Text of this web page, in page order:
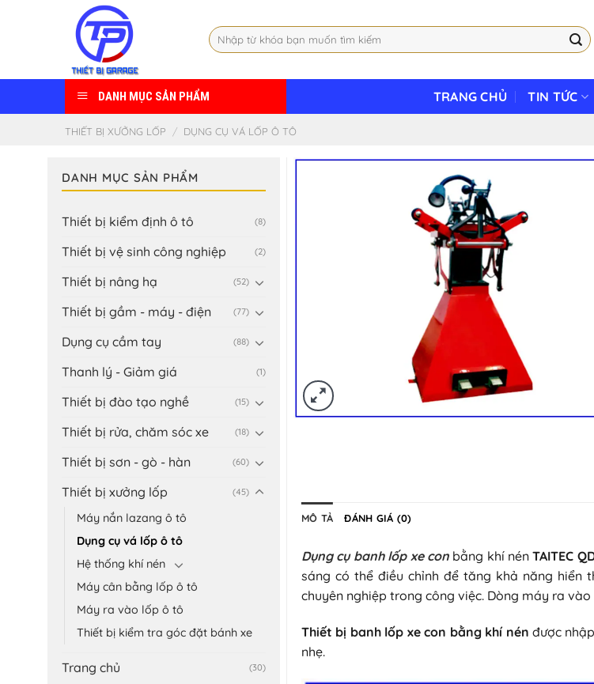
Tìm
kiếm:
DANH MỤC SẢN PHẨM TRANG CHỦ TIN TỨC
THIẾT BỊ XƯỞNG LỐP / DỤNG CỤ VÁ LỐP Ô TÔ
DANH MỤC SẢN PHẨM
Thiết bị kiểm định ô tô (8)
Thiết bị vệ sinh công nghiệp (2)
Thiết bị nâng hạ (52)
Thiết bị gầm - máy - điện (77)
Dụng cụ cầm tay (88)
Thanh lý - Giảm giá (1)
Thiết bị đào tạo nghề (15)
Thiết bị rửa, chăm sóc xe (18)
Thiết bị sơn - gò - hàn (60)
Thiết bị xưởng lốp (45)
Máy nắn lazang ô tô
Dụng cụ vá lốp ô tô
Hệ thống khí nén
Máy cân bằng lốp ô tô
Máy ra vào lốp ô tô
Thiết bị kiểm tra góc đặt bánh xe
Trang chủ (30)
MÔ TẢ ĐÁNH GIÁ (0)
Dụng cụ banh lốp xe conbằng khí nénTAITEC
sáng có thể điều chỉnh để tăng khả năng hiển
chuyên nghiệp trong công việc. Dòng máy ra
Thiết bị banh lốp xe con bằng khí nén được
nhẹ.